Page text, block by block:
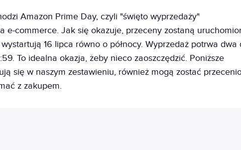
Amazon Prime Day, czyli "święto wyprzedaży"
e-commerce. Jak się okazuje, przeceny zostaną
16 lipca równo o północy. Wyprzedaż potrwa dwa
To idealna okazja, żeby nieco zaoszczędzić. Poniższe
się w naszym zestawieniu, również mogą zostać
z zakupem.